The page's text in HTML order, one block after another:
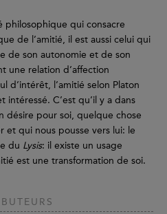
qui consacre
de l’amitié, il est aussi celui qui
de son autonomie et de son
une relation d’affection
d’intérêt, l’amitié selon Platon
C’est qu’il y a dans
désire pour soi, quelque chose
et qui nous pousse vers lui: le
du Lysis: il existe un usage
est une transformation de soi.